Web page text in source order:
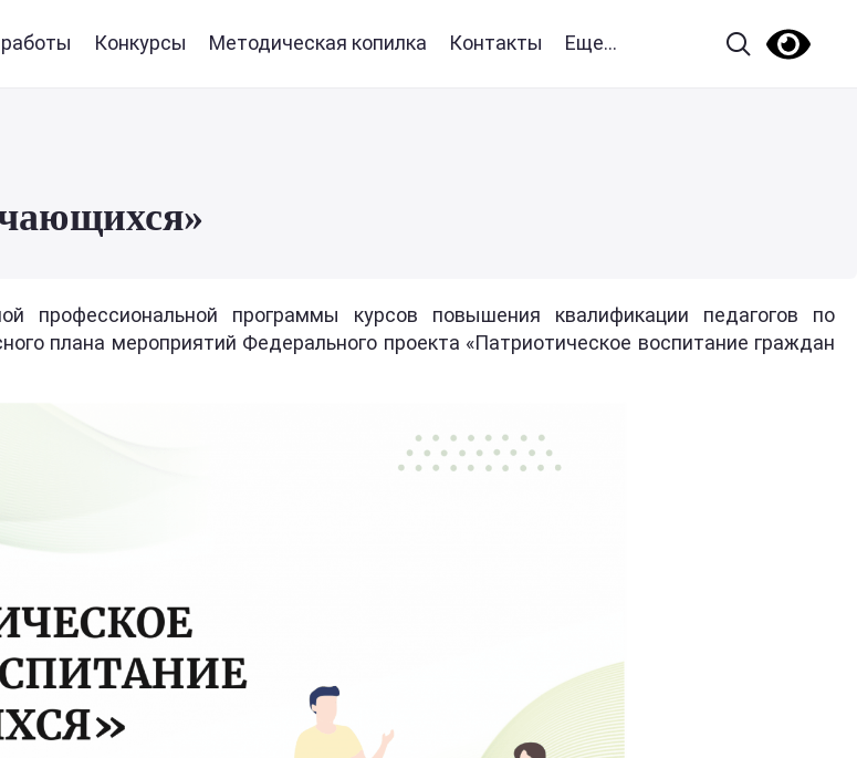
Конкурсы Методическая копилка Контакты Еще...
профессиональной программы курсов повышения квалификации педагогов по
плана мероприятий Федерального проекта «Патриотическое воспитание граждан